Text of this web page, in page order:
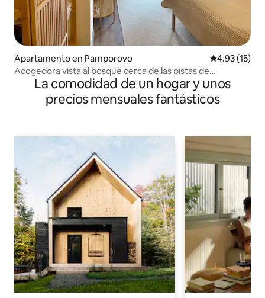
Apartamento en Pamporovo Calificación
4.93 (15)
Acogedora vista al bosque cerca de las pistas de
estacionamiento gratuito
La comodidad de un hogar y unos
precios mensuales fantásticos